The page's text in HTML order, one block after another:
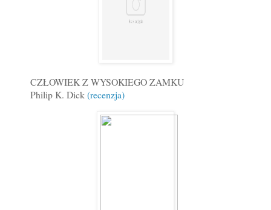
CZŁOWIEK Z WYSOKIEGO ZAMKU
Philip K. Dick(recenzja)